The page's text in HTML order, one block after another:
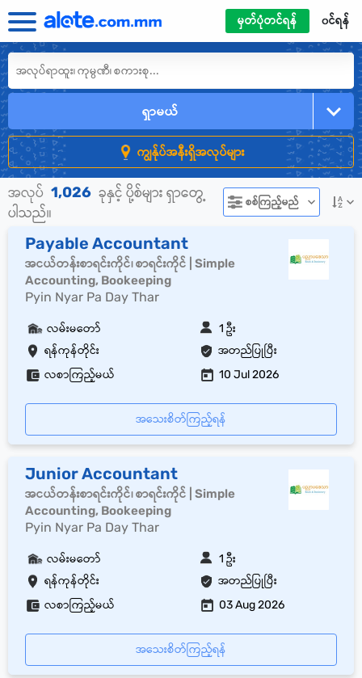
မှတ်ပုံတင်ရန် ၀င်ရန်
ရှာမယ်
ကျွန်ုပ်အနီးရှိအလုပ်များ
အလုပ် 1,026 ခုနှင့် ပို့စ်များ ရှာတွေ့
ပါသည်။
စစ်ကြည့်မည်
Payable Accountant
အငယ်တန်းစာရင်းကိုင်၊ စာရင်းကိုင် | Simple
Accounting, Bookeeping
Pyin Nyar Pa Day Thar
ရန်ကုန်တိုင်း အတည်ပြုပြီး
လမ်းမတော် 1 ဦး
လစာကြည့်မယ် 10 Jul 2026
အသေးစိတ်ကြည့်ရန်
Junior Accountant
အငယ်တန်းစာရင်းကိုင်၊ စာရင်းကိုင် | Simple
Accounting, Bookeeping
Pyin Nyar Pa Day Thar
ရန်ကုန်တိုင်း အတည်ပြုပြီး
လမ်းမတော် 1 ဦး
လစာကြည့်မယ် 03 Aug 2026
အသေးစိတ်ကြည့်ရန်